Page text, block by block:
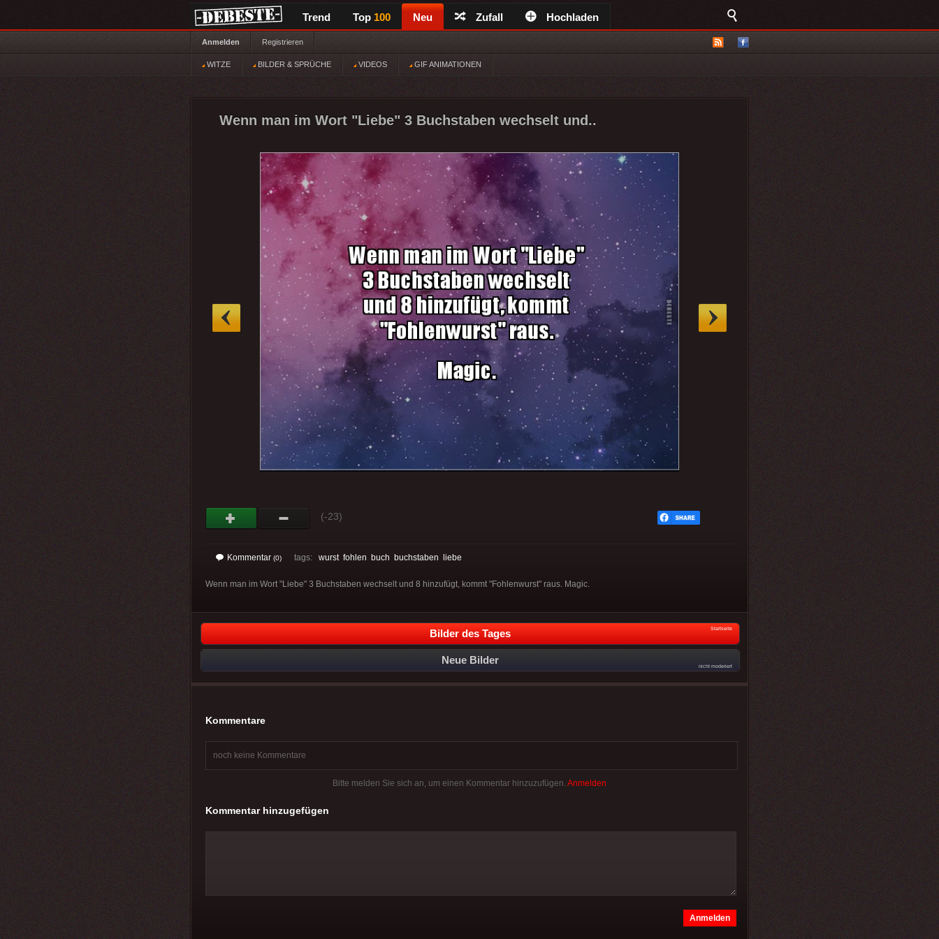
Trend Top 100 Neu Zufall Hochladen
Anmelden Registrieren
WITZE BILDER & SPRÜCHE VIDEOS GIF ANIMATIONEN
Wenn man im Wort "Liebe" 3 Buchstaben wechselt und..
(-23)
Kommentar (0) tags: wurst fohlen buch buchstaben liebe
Wenn man im Wort "Liebe" 3 Buchstaben wechselt und 8 hinzufügt, kommt "Fohlenwurst" raus. Magic.
Bilder des Tages Startseite
Neue Bilder
nicht moderiert
Kommentare
noch keine Kommentare
Bitte melden Sie sich an, um einen Kommentar hinzuzufügen. Anmelden
Kommentar hinzugefügen